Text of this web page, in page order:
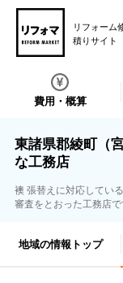
リフォーム
積りサイト
費用・概算
東諸県郡綾町（
な工務店
襖 張替えに対応してい
審査をとおった工務店
地域の情報トップ